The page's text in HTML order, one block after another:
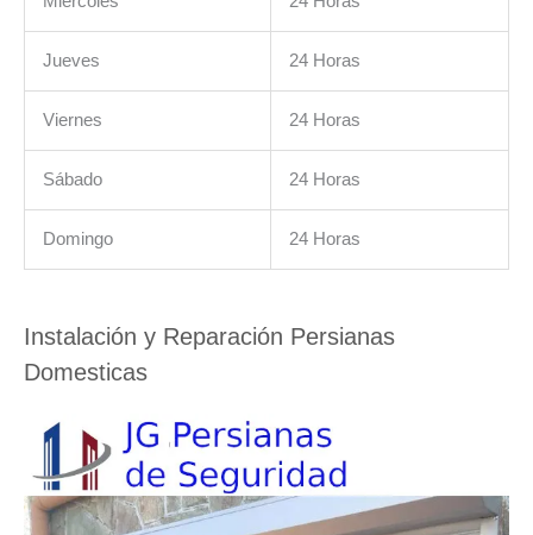
Jueves 24 Horas
Viernes 24 Horas
Sábado 24 Horas
Domingo 24 Horas
Instalación y Reparación Persianas
Domesticas